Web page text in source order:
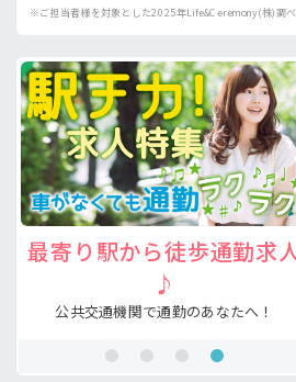
※ご担当者様を対象とした2025年Life&Ceremony(株)調べ
注目の介護福祉士求人♪
あなたの希望が叶う求人が見つかる！